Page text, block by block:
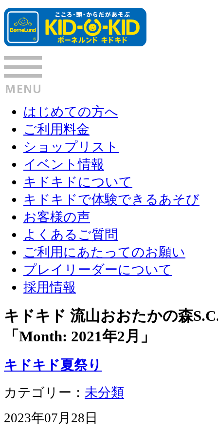
はじめての方へ
ご利用料金
ショップリスト
イベント情報
キドキドについて
キドキドで体験できるあそび
お客様の声
よくあるご質問
ご利用にあたってのお願い
プレイリーダーについて
採用情報
キドキド 流山おおたかの森
「Month: 2021年2月 」
キドキド夏祭り
カテゴリー： 未分類
2023年07月28日